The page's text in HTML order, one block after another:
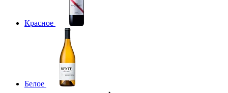
Красное
Белое